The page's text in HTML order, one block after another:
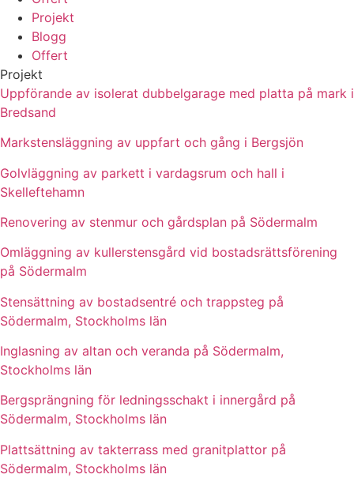
Projekt
Blogg
Offert
Projekt
Uppförande av isolerat dubbelgarage med platta på mark i
Bredsand
Markstensläggning av uppfart och gång i Bergsjön
Golvläggning av parkett i vardagsrum och hall i
Skelleftehamn
Renovering av stenmur och gårdsplan på Södermalm
Omläggning av kullerstensgård vid bostadsrättsförening
på Södermalm
Stensättning av bostadsentré och trappsteg på
Södermalm, Stockholms län
Inglasning av altan och veranda på Södermalm,
Stockholms län
Bergsprängning för ledningsschakt i innergård på
Södermalm, Stockholms län
Plattsättning av takterrass med granitplattor på
Södermalm, Stockholms län